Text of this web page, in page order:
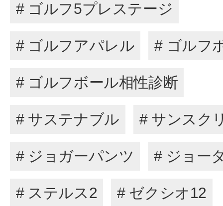
# ゴルフ5プレステージ
# ゴルフアパレル # ゴルフ
# ゴルフボール相性診断
# サステナブル # サンスク
# ジョガーパンツ # ジョー
# ステルス2 # ゼクシオ12